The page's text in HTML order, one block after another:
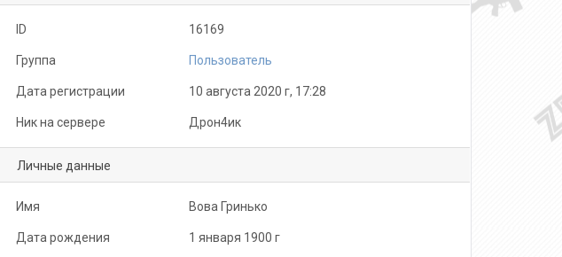
ID 16169
Группа Пользователь
Дата регистрации 10 августа 2020 г, 17:28
Ник на сервере Дрон4ик
Личные данные
Имя Вова Гринько
Дата рождения 1 января 1900 г